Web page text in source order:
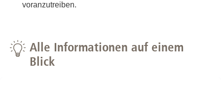
voranzutreiben.
Alle Informationen auf einem
Blick